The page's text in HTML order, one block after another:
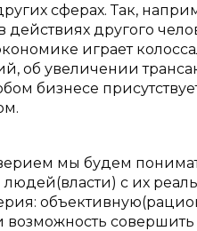
сферах. Так,
действиях другого
играет
об увеличении
бизнесе
мы будем
с их
возможность